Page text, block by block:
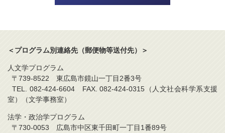
＜プログラム別連絡先（郵便物等送付先）＞
人文学プログラム
〒739-8522 東広島市鏡山一丁目2番3号
TEL. 082-424-6604 FAX. 082-424-0315（人文社会科学系支援
室）（文学事務室）
法学・政治学プログラム
〒730-0053 広島市中区東千田町一丁目1番89号